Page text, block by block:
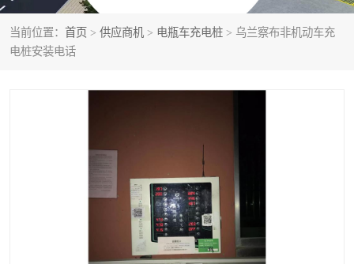
当前位置： 首页 > 供应商机 > 电瓶车充电桩 > 乌兰察布非机动车充
电桩安装电话